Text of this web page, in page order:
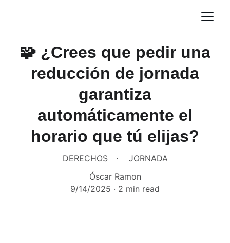
🧩 ¿Crees que pedir una
reducción de jornada
garantiza
automáticamente el
horario que tú elijas?
DERECHOS
JORNADA
Óscar Ramon
9/14/2025
2 min read